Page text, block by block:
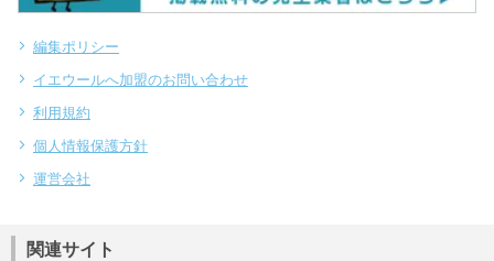
編集ポリシー
イエウールへ加盟のお問い合わせ
利用規約
個人情報保護方針
運営会社
関連サイト